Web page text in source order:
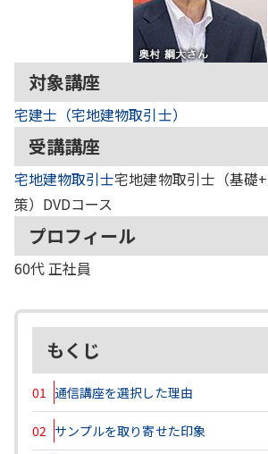
対象講座
宅建士（宅地建物取引士）
受講講座
宅地建物取引士宅地建物取引士（基礎
策）DVDコース
プロフィール
60代 正社員
もくじ
01 通信講座を選択した理由
02 サンプルを取り寄せた印象